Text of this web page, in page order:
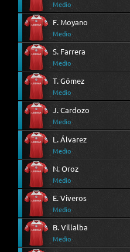
Medio
F. Moyano
Medio
S. Farrera
Medio
T. Gómez
Medio
J. Cardozo
Medio
L. Álvarez
Medio
N. Oroz
Medio
E. Viveros
Medio
B. Villalba
Medio